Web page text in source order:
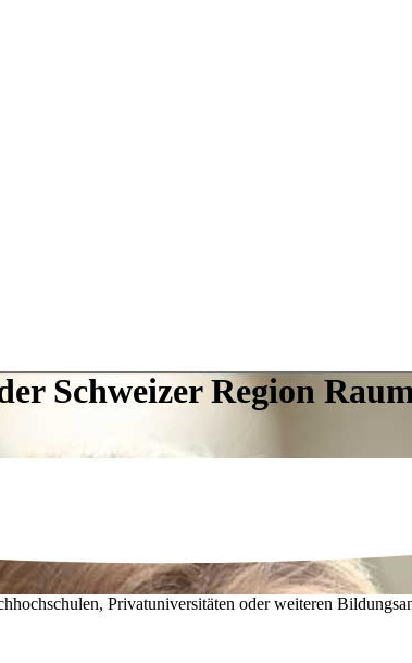
Schweizer Region
Privatuniversitäten oder weiteren